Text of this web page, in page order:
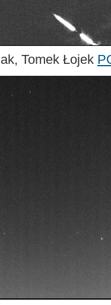
Tomek Łojek